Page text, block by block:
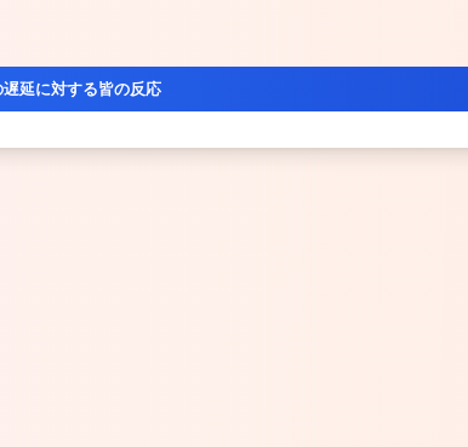
延に対する皆の反応